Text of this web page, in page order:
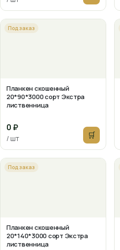
Под заказ
Планкен скошенный
20*90*3000 сорт Экстра
лиственница
0 ₽
/ шт 🛒
Под заказ
Планкен скошенный
20*140*3000 сорт Экстра
лиственница